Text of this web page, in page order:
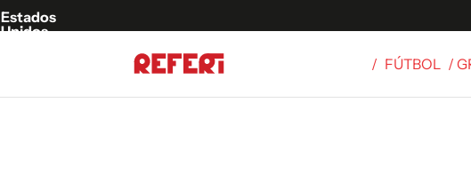
Estados
Unidos
/ FÚTBOL /